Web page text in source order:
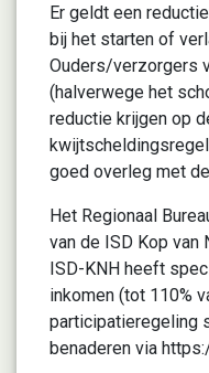
Er geldt een
bij het starten of
Ouders/verzorgers
(halverwege het
reductie krijgen op
goed overleg met
Het Regionaal
van de ISD Kop van
ISD-KNH heeft
inkomen (tot 110%
participatieregeling
benaderen via